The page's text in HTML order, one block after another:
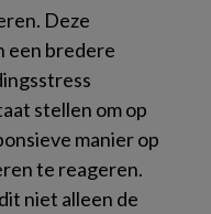
Deze
een bredere
stellen om op
manier op
te reageren.
niet alleen de